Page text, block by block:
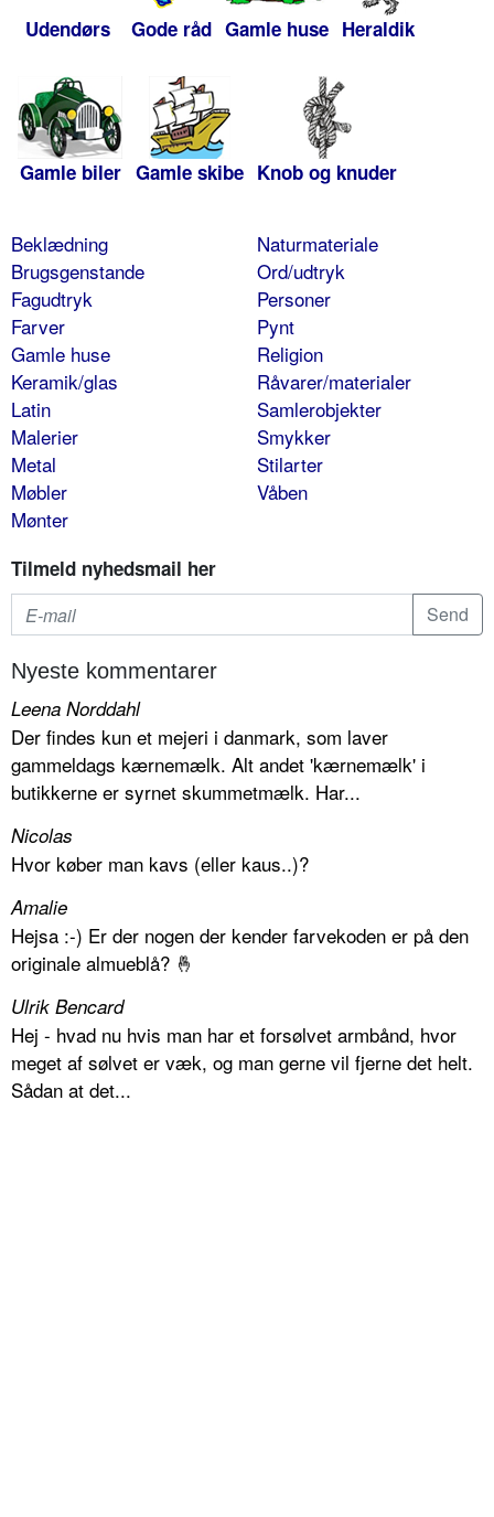
Udendørs Gode råd Gamle huse Heraldik
Gamle biler Gamle skibe Knob og knuder
Beklædning
Brugsgenstande
Fagudtryk
Farver
Gamle huse
Keramik/glas
Latin
Malerier
Metal
Møbler
Mønter
Naturmateriale
Ord/udtryk
Personer
Pynt
Religion
Råvarer/materialer
Samlerobjekter
Smykker
Stilarter
Våben
Tilmeld nyhedsmail her
Nyeste kommentarer
Leena Norddahl
Der findes kun et mejeri i danmark, som laver
gammeldags kærnemælk. Alt andet 'kærnemælk' i
butikkerne er syrnet skummetmælk. Har...
Nicolas
Hvor køber man kavs (eller kaus..)?
Amalie
Hejsa :-) Er der nogen der kender farvekoden er på den
originale almueblå? 🤞
Ulrik Bencard
Hej - hvad nu hvis man har et forsølvet armbånd, hvor
meget af sølvet er væk, og man gerne vil fjerne det helt.
Sådan at det...